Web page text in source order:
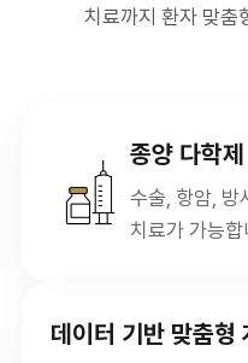
치료까지 환자 맞춤
종양 다학제
수술, 항암, 방
치료가 가능합
데이터 기반 맞춤형